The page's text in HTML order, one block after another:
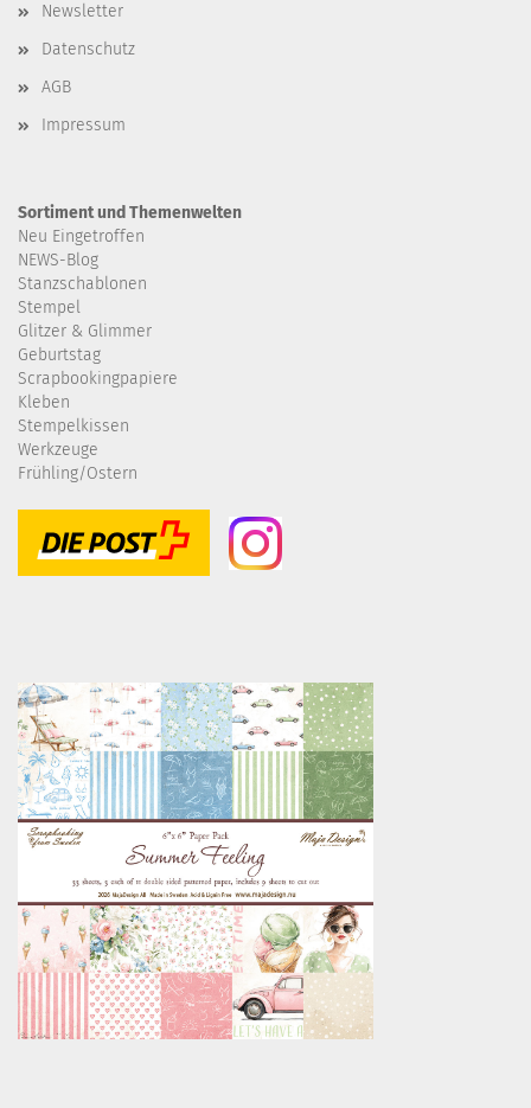
Newsletter
Datenschutz
AGB
Impressum
Sortiment und Themenwelten
Neu Eingetroffen
NEWS-Blog
Stanzschablonen
Stempel
Glitzer & Glimmer
Geburtstag
Scrapbookingpapiere
Kleben
Stempelkissen
Werkzeuge
Frühling/Ostern